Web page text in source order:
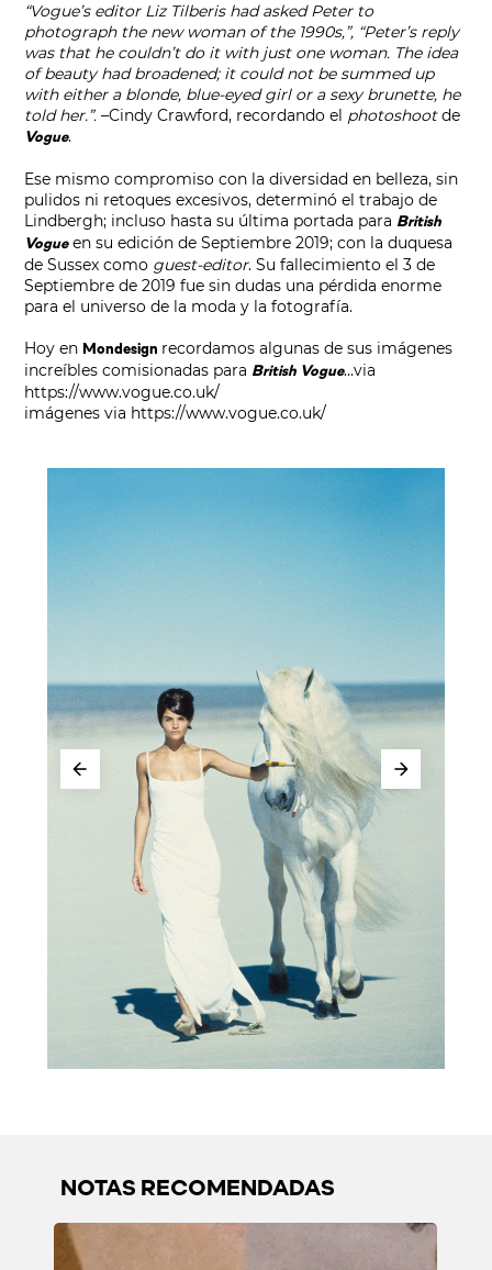
“Vogue’s editor Liz Tilberis had asked Peter to
photograph the new woman of the 1990s,”, “Peter’s reply
was that he couldn’t do it with just one woman. The idea
of beauty had broadened; it could not be summed up
with either a blonde, blue-eyed girl or a sexy brunette, he
told her.”. –Cindy Crawford, recordando el photoshootde
Vogue.
Ese mismo compromiso con la diversidad en belleza, sin
pulidos ni retoques excesivos, determinó el trabajo de
Lindbergh; incluso hasta su última portada para British
Vogueen su edición de Septiembre 2019; con la duquesa
de Sussex como guest-editor. Su fallecimiento el 3 de
Septiembre de 2019 fue sin dudas una pérdida enorme
para el universo de la moda y la fotografía.
Hoy enMondesign recordamos algunas de sus imágenes
increíbles comisionadas para British Vogue…via
https://www.vogue.co.uk/
imágenes via https://www.vogue.co.uk/
NOTAS RECOMENDADAS